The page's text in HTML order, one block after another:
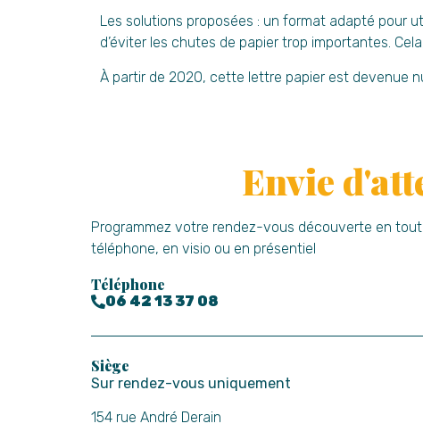
Les solutions proposées : un format adapté pour
d’éviter les chutes de papier trop importantes.
À partir de 2020, cette lettre papier est devenue
Envie
Programmez votre rendez-vous découverte en
téléphone, en visio ou en présentiel
Téléphone
06 42 13 37 08
Siège
Sur rendez-vous uniquement
154 rue André Derain